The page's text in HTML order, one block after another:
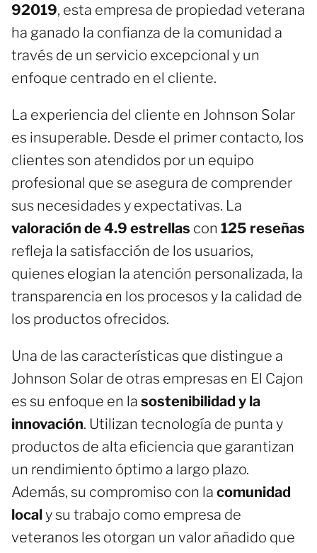
92019, esta empresa de propiedad veterana
ha ganado la confianza de la comunidad a
través de un servicio excepcional y un
enfoque centrado en el cliente.
La experiencia del cliente en Johnson Solar
es insuperable. Desde el primer contacto, los
clientes son atendidos por un equipo
profesional que se asegura de comprender
sus necesidades y expectativas. La
valoración de 4.9 estrellas con 125 reseñas
refleja la satisfacción de los usuarios,
quienes elogian la atención personalizada, la
transparencia en los procesos y la calidad de
los productos ofrecidos.
Una de las características que distingue a
Johnson Solar de otras empresas en El Cajon
es su enfoque en la sostenibilidad y la
innovación. Utilizan tecnología de punta y
productos de alta eficiencia que garantizan
un rendimiento óptimo a largo plazo.
Además, su compromiso con la comunidad
localy su trabajo como empresa de
veteranos les otorgan un valor añadido que